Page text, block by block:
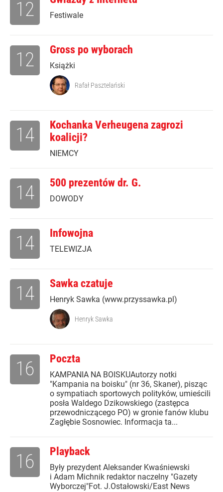
Festiwale
12
Gross po wyborach
Książki
12
Rafał Pasztelański
Kochanka Verheugena zagrozi
koalicji?
NIEMCY
14
500 prezentów dr. G.
DOWODY
14
Infowojna
TELEWIZJA
14
Sawka czatuje
Henryk Sawka (www.przyssawka.pl)
14
Henryk Sawka
Poczta
KAMPANIA NA BOISKUAutorzy notki
"Kampania na boisku" (nr 36, Skaner), pisząc
o sympatiach sportowych polityków, umieścili
posła Waldego Dzikowskiego (zastępca
przewodniczącego PO) w gronie fanów klubu
Zagłębie Sosnowiec. Informacja ta...
16
Playback
Były prezydent Aleksander Kwaśniewski
i Adam Michnik redaktor naczelny "Gazety
Wyborczej"Fot. J.Ostałowski/East News
16